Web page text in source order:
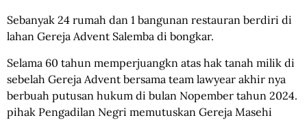
Sebanyak 24 rumah dan 1 bangunan restauran berdiri di
lahan Gereja Advent Salemba di bongkar.
Selama 60 tahun memperjuangkn atas hak tanah milik di
sebelah Gereja Advent bersama team lawyear akhir nya
berbuah putusan hukum di bulan Nopember tahun 2024.
pihak Pengadilan Negri memutuskan Gereja Masehi